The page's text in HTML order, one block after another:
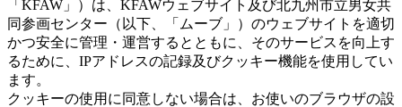
「KFAW」）は、KFAWウェブサイト及び北九州市立男女共
同参画センター（以下、「ムーブ」）のウェブサイトを適切
かつ安全に管理・運営するとともに、そのサービスを向上す
るために、IPアドレスの記録及びクッキー機能を使用してい
ます。
クッキーの使用に同意しない場合は、お使いのブラウザの設